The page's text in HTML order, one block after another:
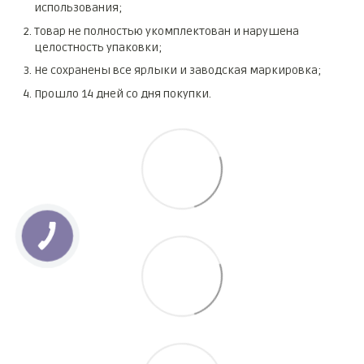
использования;
Товар не полностью укомплектован и нарушена
целостность упаковки;
Не сохранены все ярлыки и заводская маркировка;
Прошло 14 дней со дня покупки.